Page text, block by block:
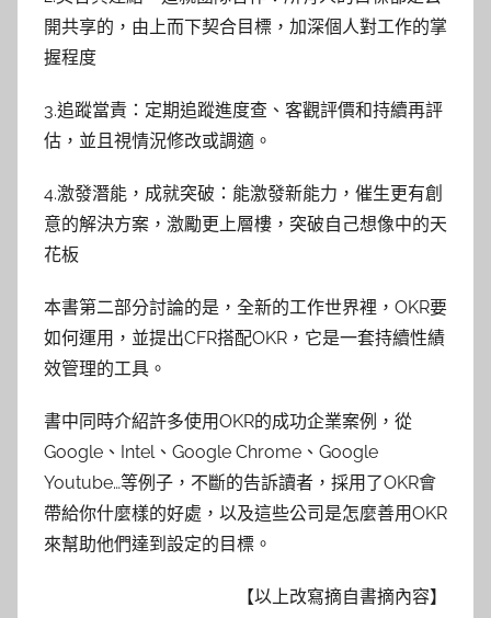
開共享的，由上而下契合目標，加深個人對工作的掌
握程度
3.追蹤當責：定期追蹤進度查、客觀評價和持續再評
估，並且視情況修改或調適。
4.激發潛能，成就突破：能激發新能力，催生更有創
意的解決方案，激勵更上層樓，突破自己想像中的天
花板
本書第二部分討論的是，全新的工作世界裡，OKR要
如何運用，並提出CFR搭配OKR，它是一套持續性績
效管理的工具。
書中同時介紹許多使用OKR的成功企業案例，從
Google、Intel、Google Chrome、Google
Youtube…等例子，不斷的告訴讀者，採用了OKR會
帶給你什麼樣的好處，以及這些公司是怎麼善用OKR
來幫助他們達到設定的目標。
【以上改寫摘自書摘內容】